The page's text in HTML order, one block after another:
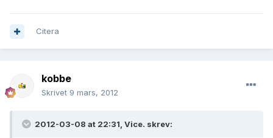
Citera
kobbe
Skrivet 9 mars, 2012
2012-03-08 at 22:31, Vice. skrev: